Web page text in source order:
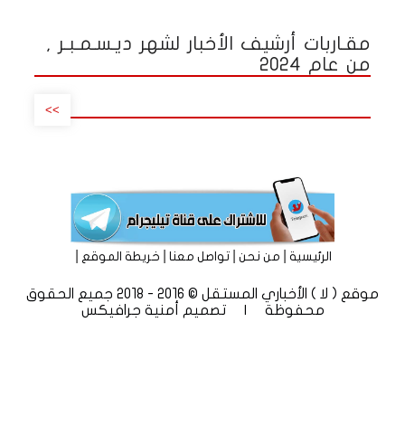
مقـاربات أرشيف الأخبار لشهر ديـسـمـبـر ,
من عام 2024
>>
الرئيسية|من نحن|تواصل معنا|خريطة الموقع
موقع ( لا ) الأخباري المستقل © 2016 - 2018 جميع الحقوق
محفوظة | تصميم
أمنية جرافيكس